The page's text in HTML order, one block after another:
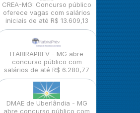
CREA-MG: Concurso público
oferece vagas com salários
iniciais de até R$ 13.609,13
ITABIRAPREV - MG abre
concurso público com
salários de até R$ 6.280,77
DMAE de Uberlândia - MG
abre concurso público com